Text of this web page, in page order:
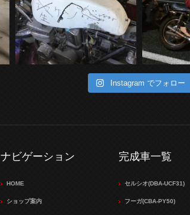
Instagram でフォロー
ナビゲーション
HOME
ショップ案内
完成車一覧
セルシオ(DBA-UCF31)
フーガ(CBA-PY50)